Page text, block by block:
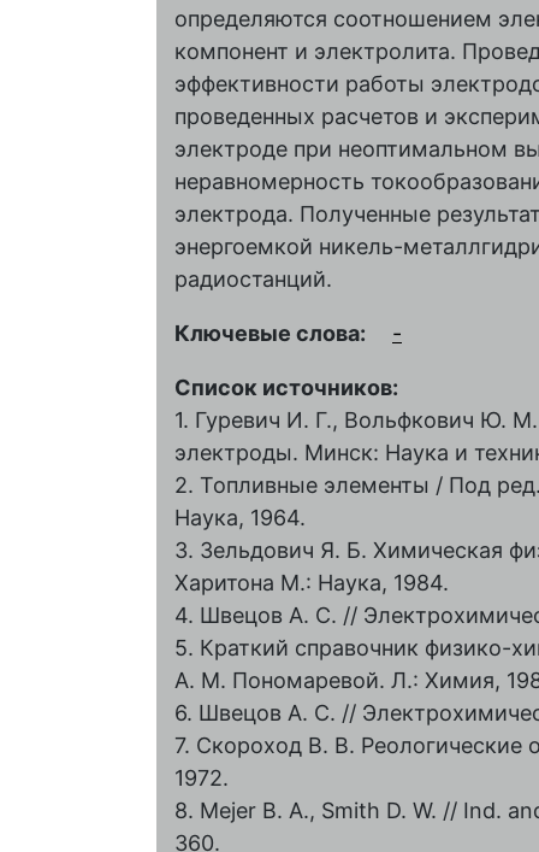
определяются соотношением
компонент и электролита.
эффективности работы
проведенных расчетов и
электроде при неоптимальном
неравномерность
электрода. Полученные
энергоемкой никель-
радиостанций.
Ключевые слова: -
Список источников:
1. Гуревич И. Г., Вольфкович Ю.
электроды. Минск: Наука и
2. Топливные элементы / Под
Наука, 1964.
3. Зельдович Я. Б. Химическая
Харитона М.: Наука, 1984.
4. Швецов А. С. //
5. Краткий справочник физико-
А. М. Пономаревой. Л.: Химия,
6. Швецов А. С. //
7. Скороход В. В. Реологические
1972.
8. Mejer B. A., Smith D. W. // Ind.
360.